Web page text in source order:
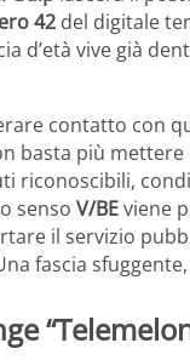
42 del digitale
d’età vive già
contatto con
basta più
riconoscibili,
senso V/BEviene
il servizio
fascia